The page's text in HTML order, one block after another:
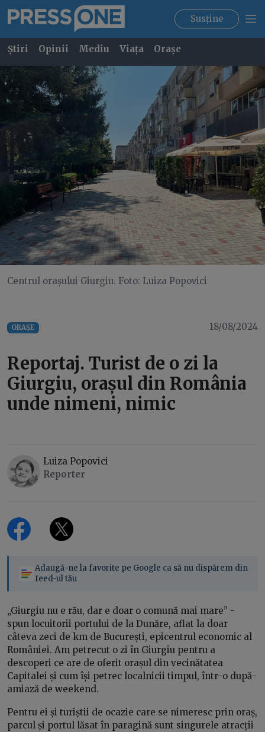
Susține
Știri Opinii Mediu Viața Orașe
Centrul orașului Giurgiu. Foto: Luiza Popovici
ORAȘE 18/08/2024
Reportaj. Turist de o zi la
Giurgiu, orașul din România
unde nimeni, nimic
Luiza Popovici
Reporter
Adaugă-ne la favorite pe Google ca să nu dispărem din
feed-ul tău
„Giurgiu nu e rău, dar e doar o comună mai mare” -
spun locuitorii portului de la Dunăre, aflat la doar
câteva zeci de km de București, epicentrul economic al
României. Am petrecut o zi în Giurgiu pentru a
descoperi ce are de oferit orașul din vecinătatea
Capitalei și cum își petrec localnicii timpul, într-o după-
amiază de weekend.
Pentru ei și turiștii de ocazie care se nimeresc prin oraș,
parcul și portul lăsat în paragină sunt singurele atracții